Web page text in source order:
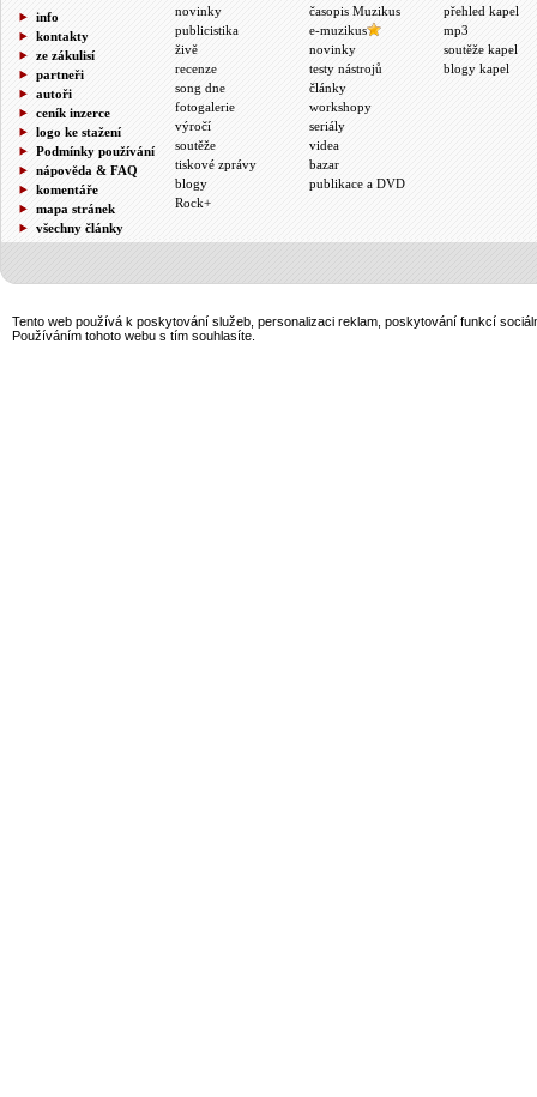
info
kontakty
ze zákulisí
partneři
autoři
ceník inzerce
logo ke stažení
Podmínky používání
nápověda & FAQ
komentáře
mapa stránek
všechny články
novinky
publicistika
živě
recenze
song dne
fotogalerie
výročí
soutěže
tiskové zprávy
blogy
Rock+
časopis Muzikus
e-muzikus
novinky
testy nástrojů
články
workshopy
seriály
videa
bazar
publikace a DVD
přehled kapel
mp3
soutěže kapel
blogy kapel
Tento web používá k poskytování služeb, personalizaci reklam, poskytování funkcí
Používáním tohoto webu s tím souhlasíte.